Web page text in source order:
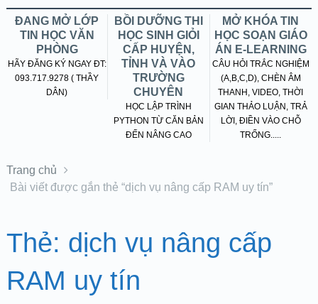
ĐANG MỞ LỚP
TIN HỌC VĂN
PHÒNG
HÃY ĐĂNG KÝ NGAY ĐT:
093.717.9278 ( THẦY
DÂN)
BỒI DƯỠNG THI
HỌC SINH GIỎI
CẤP HUYỆN,
TỈNH VÀ VÀO
TRƯỜNG
CHUYÊN
HỌC LẬP TRÌNH
PYTHON TỪ CĂN BẢN
ĐẾN NÂNG CAO
MỞ KHÓA TIN
HỌC SOẠN GIÁO
ÁN E-LEARNING
CÂU HỎI TRẮC NGHIỆM
(A,B,C,D), CHÈN ÂM
THANH, VIDEO, THỜI
GIAN THẢO LUẬN, TRẢ
LỜI, ĐIỀN VÀO CHỖ
TRỐNG.....
Trang chủ
Bài viết được gắn thẻ “dịch vụ nâng cấp RAM uy tín”
Thẻ: dịch vụ nâng cấp
RAM uy tín